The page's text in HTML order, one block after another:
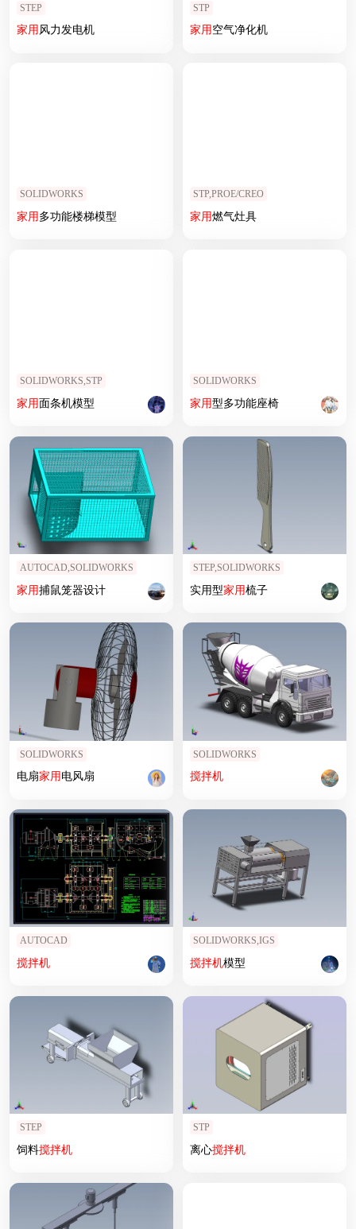
STEP
家用风力发电机
STP
家用空气净化机
SOLIDWORKS
家用多功能楼梯模型
STP,PROE/CREO
家用燃气灶具
SOLIDWORKS,STP
家用面条机模型
SOLIDWORKS
家用型多功能座椅
AUTOCAD,SOLIDWORKS
家用捕鼠笼器设计
STEP,SOLIDWORKS
实用型家用梳子
SOLIDWORKS
电扇家用电风扇
SOLIDWORKS
搅拌机
AUTOCAD
搅拌机
SOLIDWORKS,IGS
搅拌机模型
STEP
饲料搅拌机
STP
离心搅拌机